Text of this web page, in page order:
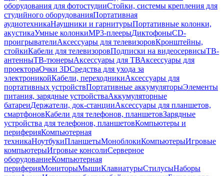
оборудования для фотостудииСтойки, системы крепления для
студийного оборудованияПортативная
аудиотехникаНаушники и гарнитурыПортативные колонки,
акустикаУмные колонкиMP3-плеерыДиктофоныCD-
проигрывателиАксессуары для телевизоровКронштейны,
стойкиКабели для телевизоровПодписки на видеосервисыТВ-
антенныТВ-тюнерыАксессуары для ТВАксессуары для
проектораОчки 3DСредства для ухода за
электроникойКабели, переходникиАксессуары для
портативных устройствПортативные аккумуляторыЭлементы
питания, зарядные устройстваАккумуляторные
батареиДержатели, док-станцииАксессуары для планшетов,
смартфоновКабели для телефонов, планшетовЗарядные
устройства для телефонов, планшетовКомпьютеры и
периферияКомпьютерная
техникаНоутбукиПланшетыМоноблокиКомпьютерыИгровые
компьютерыИгровые консолиСерверное
оборудованиеКомпьютерная
периферияМониторыМышиКлавиатурыСтилусыНаборы